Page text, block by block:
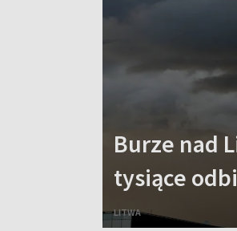
Burze nad
tysiące
LITWA